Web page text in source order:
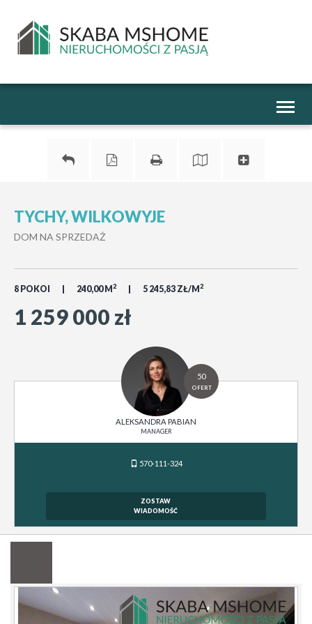
TYCHY, WILKOWYJE
DOM NA SPRZEDAŻ
8 POKOI 240,00 M 2 5 245,83 ZŁ/M 2
1 259 000 zł
50
OFERT
ALEKSANDRA PABIAN
MANAGER
570-111-324
ZOSTAW
WIADOMOŚĆ